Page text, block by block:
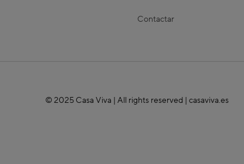
Contactar
© 2025 Casa Viva | All rights reserved | casaviva.es